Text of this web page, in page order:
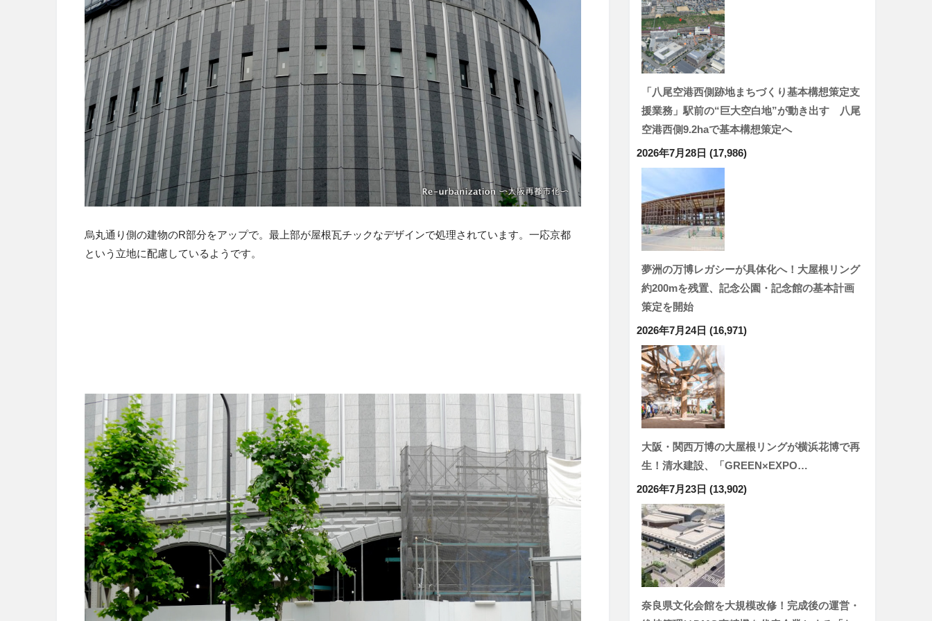
烏丸通り側の建物のR部分をアップで。最上部が屋根瓦チックなデザインで処理されています。一応京都
という立地に配慮しているようです。
「八尾空港西側跡地まちづくり基本構想策定支
援業務」駅前の“巨大空白地”が動き出す 八尾
空港西側9.2haで基本構想策定へ
2026年7月28日 (17,986)
夢洲の万博レガシーが具体化へ！大屋根リング
約200mを残置、記念公園・記念館の基本計画
策定を開始
2026年7月24日 (16,971)
大阪・関西万博の大屋根リングが横浜花博で再
生！清水建設、「GREEN×EXPO…
2026年7月23日 (13,902)
奈良県文化会館を大規模改修！完成後の運営・